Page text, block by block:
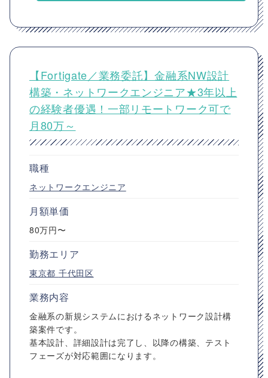
【Fortigate／業務委託】金融系NW設計
構築・ネットワークエンジニア★3年以上
の経験者優遇！一部リモートワーク可で
月80万～
職種
ネットワークエンジニア
月額単価
80万円〜
勤務エリア
東京都 千代田区
業務内容
金融系の新規システムにおけるネットワーク設計構
築案件です。
基本設計、詳細設計は完了し、以降の構築、テスト
フェーズが対応範囲になります。